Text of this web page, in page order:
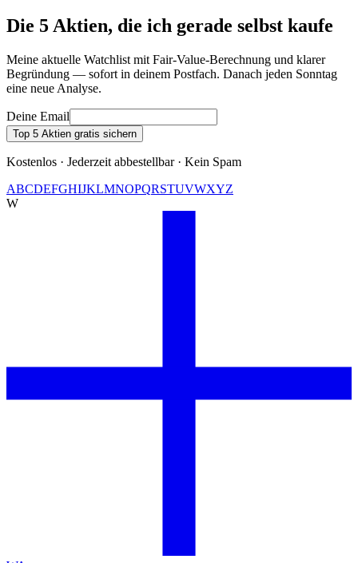
Die 5 Aktien, die ich gerade selbst kaufe
Meine aktuelle Watchlist mit Fair-Value-Berechnung und klarer
Begründung — sofort in deinem Postfach. Danach jeden Sonntag
eine neue Analyse.
Deine Email
Top 5 Aktien gratis sichern
Kostenlos · Jederzeit abbestellbar · Kein Spam
ABCDEFGHIJKLMNOPQRSTUVWXYZ
W